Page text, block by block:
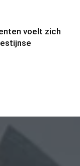
voelt zich